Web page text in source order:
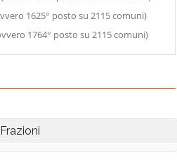
1625° posto su 2115 comuni)
1764° posto su 2115 comuni)
Frazioni